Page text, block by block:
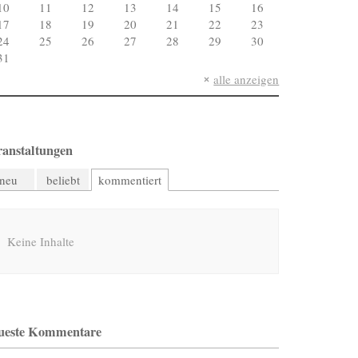
11 12 13 14 15
16
18 19 20 21 22
23
25 26 27 28 29
30
alle anzeigen
neu beliebt kommentiert
Keine Inhalte
Kommentare